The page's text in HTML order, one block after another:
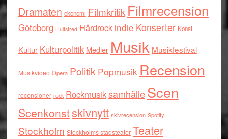
Dramaten ekonomi Filmkritik Filmrecension
Göteborg Hultsfred Hårdrock indie Konserter Konst
Kultur Kulturpolitik Medier Musik Musikfestival
Musikvideo Opera Politik Popmusik Recension
recensioner rock RockmusiksamhälleScen
Scenkonstskivnytt skivrecension Spotify
Stockholm Stockholms stadsteater Teater